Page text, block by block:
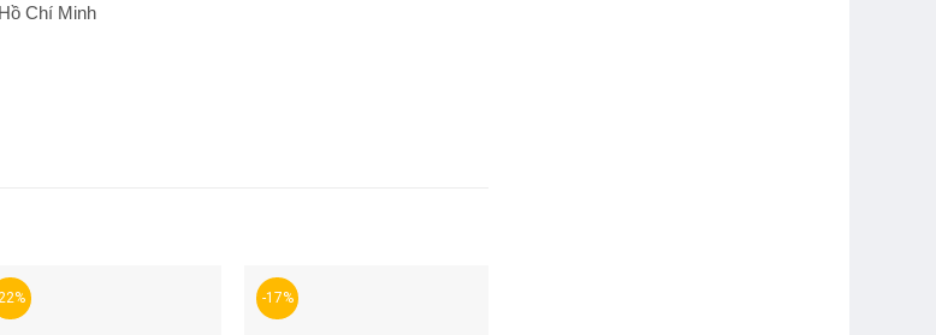
Chí Minh
-17%